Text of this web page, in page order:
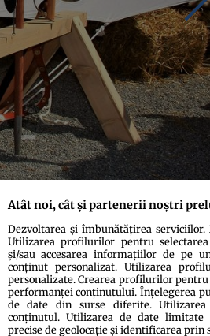
Pixabay
Atât noi, cât și partenerii noștri
Dezvoltarea și îmbunătățirea
Utilizarea profilurilor pentru
și/sau accesarea informațiilor de pe
conținut personalizat. Utilizarea
personalizate. Crearea profilurilor
performanței conținutului. Înțelegerea
de date din surse diferite.
conținutul. Utilizarea de date limitate
precise de geolocație și identificarea prin